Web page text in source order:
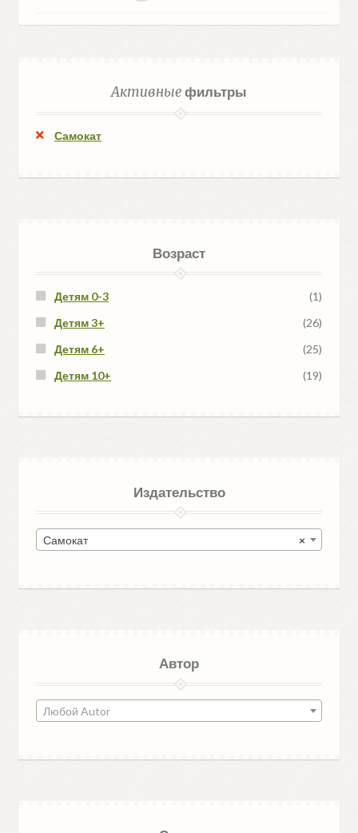
Активныефильтры
Самокат
Возраст
Детям 0-3
(1)
Детям 3+
(26)
Детям 6+
(25)
Детям 10+
(19)
Издательство
×
Самокат
Автор
Любой Autor